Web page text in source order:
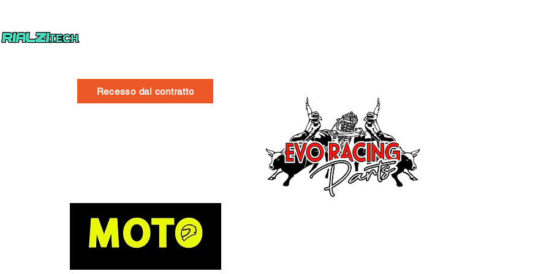
Recesso dal contratto